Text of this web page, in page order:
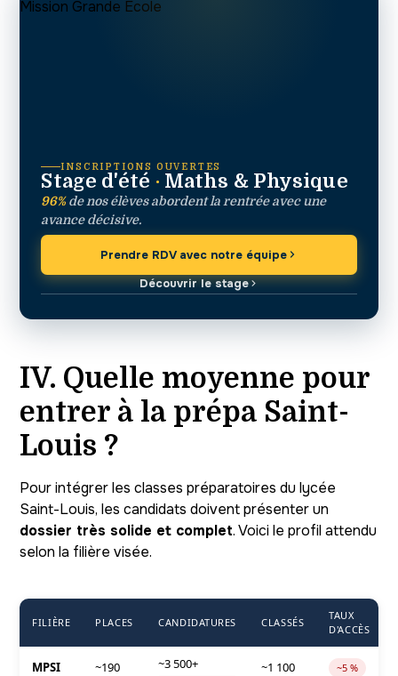
INSCRIPTIONS OUVERTES
Stage d'été · Maths & Physique
96% de nos élèves abordent la rentrée avec une
avance décisive.
Prendre RDV avec notre équipe
Découvrir le stage
IV. Quelle moyenne pour
entrer à la prépa Saint-
Louis ?
Pour intégrer les classes préparatoires du lycée
Saint-Louis, les candidats doivent présenter un
dossier très solide et complet. Voici le profil attendu
selon la filière visée.
FILIÈRE PLACES CANDIDATURES CLASSÉS
TAUX
D'ACCÈS
MPSI ~190 ~3 500+ ~1 100 ~5 %